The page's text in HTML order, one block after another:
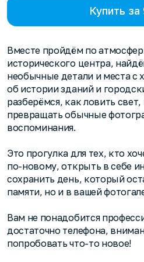
Купить
Вместе пройдём по
исторического центра,
необычные детали и места с
об истории зданий и
разберёмся, как ловить
превращать обычные
воспоминания.
Это прогулка для тех, кто
по-новому, открыть в себе
сохранить день, который
памяти, но и в вашей
Вам не понадобится
достаточно телефона,
попробовать что-то новое!